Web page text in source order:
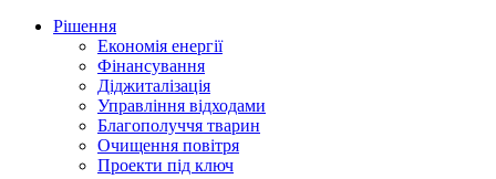
Рішення
Економія енергії
Фінансування
Діджиталізація
Управління відходами
Благополуччя тварин
Очищення повітря
Проекти під ключ